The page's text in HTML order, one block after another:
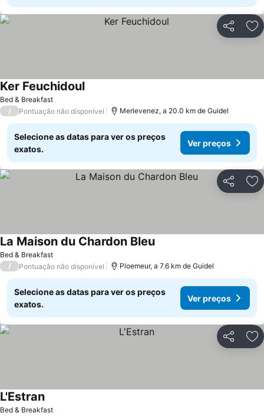
Partilhar
Bed & Breakfast
Ker Feuchidoul
/ Pontuação não disponível Merlevenez, a 20.0 km de Guidel
Selecione as datas para ver os preços
exatos.
Ver preços
Partilhar
Bed & Breakfast
La Maison du Chardon Bleu
/ Pontuação não disponível Ploemeur, a 7.6 km de Guidel
Selecione as datas para ver os preços
exatos.
Ver preços
Partilhar
Bed & Breakfast
L'Estran